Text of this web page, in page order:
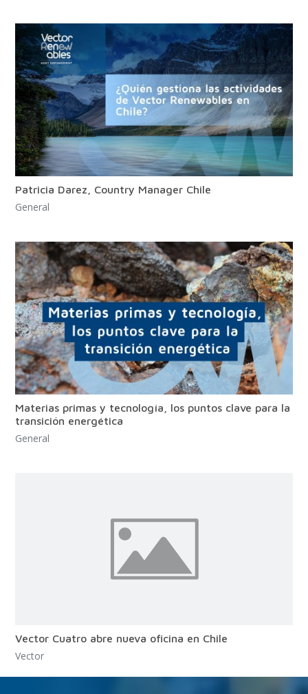
Patricia Darez, Country Manager Chile
General
Materias primas y tecnología, los puntos clave para la
transición energética
General
Vector Cuatro abre nueva oficina en Chile
Vector